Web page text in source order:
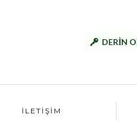
DERİN
İLETİŞİM